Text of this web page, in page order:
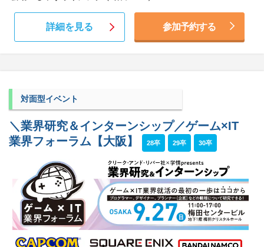
詳細を見る 参加予約する
対面型イベント
＼業界研究＆インターンシップ／ゲーム×IT
業界フォーラム【大阪】
28卒 29卒 30卒